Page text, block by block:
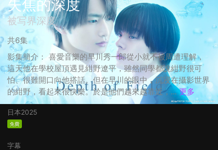
失焦的深度
被写界深度
共6集
影集簡介： 喜愛音樂的早川秀一郎從小就不被周遭理解，
這天他在學校屋頂遇見紺野遼平，雖然同學都說紺野很可
怕、很難開口向他搭話。但在早川的眼中，沉浸在攝影世界
的紺野，看起來很快樂。於是他們越來越靠近，... 更多
日本2025
免費
字幕